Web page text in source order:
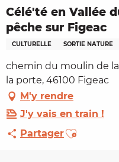
Célé'té en Vallée
pêche sur Figeac
CULTURELLE SORTIE NATURE
chemin du moulin de
la porte, 46100 Figeac
M'y rendre
J'y vais en train !
PartagerAjouter aux